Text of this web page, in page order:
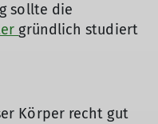
sollte die
gründlich studiert
Körper recht gut